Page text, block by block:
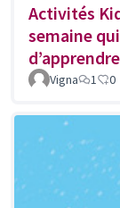
Activités
semaine
Vigna 1 0